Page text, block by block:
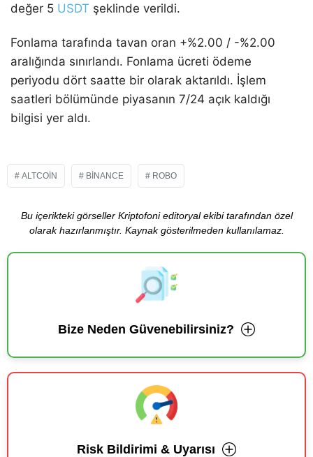
değer 5 USDT şeklinde verildi.
Fonlama tarafında tavan oran +%2.00 / -%2.00
aralığında sınırlandı. Fonlama ücreti ödeme
periyodu dört saatte bir olarak aktarıldı. İşlem
saatleri bölümünde piyasanın 7/24 açık kaldığı
bilgisi yer aldı.
ALTCOIN BINANCE ROBO
Bu içerikteki görseller Kriptofoni editoryal ekibi tarafından özel
olarak hazırlanmıştır. Kaynak gösterilmeden kullanılamaz.
Bize Neden Güvenebilirsiniz?
Risk Bildirimi & Uyarısı